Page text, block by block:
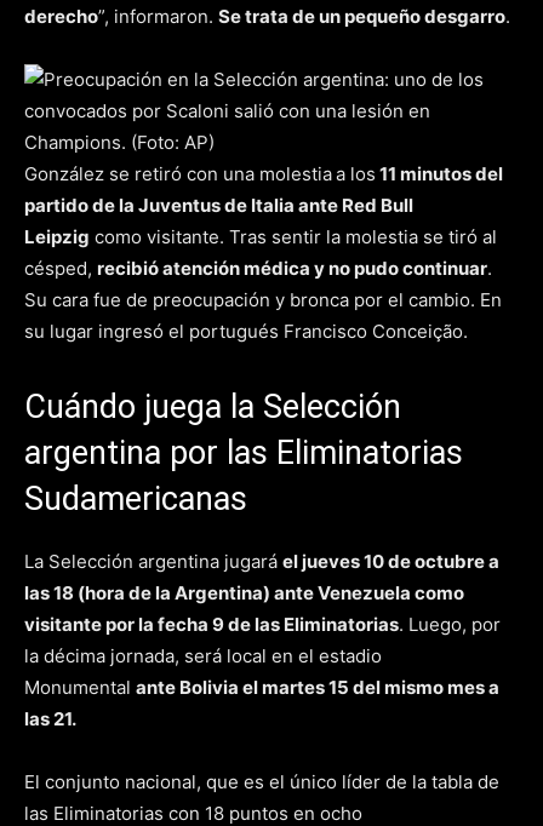
derecho”, informaron. Se trata de un pequeño desgarro.
González se retiró con una molestiaa los 11 minutos del
partido de la Juventus de Italia ante Red Bull
Leipzig como visitante. Tras sentir la molestia se tiró al
césped, recibió atención médica y no pudo continuar.
Su cara fue de preocupación y bronca por el cambio. En
su lugar ingresó el portugués Francisco Conceição.
Cuándo juega la Selección
argentina por las Eliminatorias
Sudamericanas
La Selección argentina jugará el jueves 10 de octubre a
las 18 (hora de la Argentina) ante Venezuela como
visitante por la fecha 9 de las Eliminatorias. Luego, por
la décima jornada, será local en el estadio
Monumental ante Bolivia el martes 15 del mismo mes a
las 21.
El conjunto nacional, que es el único líder de la tabla de
las Eliminatorias con 18 puntos en ocho